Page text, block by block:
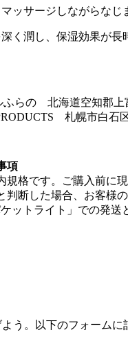
ッサージしながらな
く潤し、保湿効果が長
ふらの 北海道空知郡上
札幌市白石
項
規格です。ご購入前に
断した場合、お客様
ケットライト」での発
う。以下のフォームに